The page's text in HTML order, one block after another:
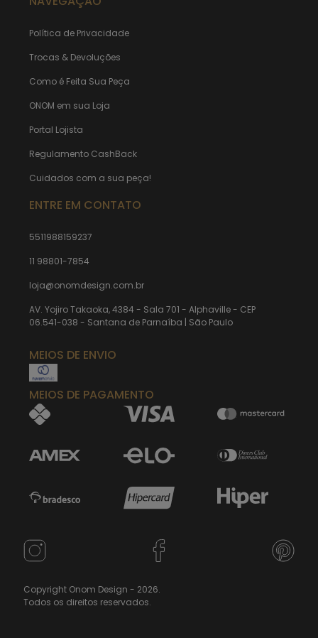
Política de Privacidade
Trocas & Devoluções
Como é Feita Sua Peça
ONOM em sua Loja
Portal Lojista
Regulamento CashBack
Cuidados com a sua peça!
ENTRE EM CONTATO
5511988159237
11 98801-7854
loja@onomdesign.com.br
AV. Yojiro Takaoka, 4384 - Sala 701 - Alphaville - CEP
06.541-038 - Santana de Parnaíba | São Paulo
Copyright Onom Design - 2026.
Todos os direitos reservados.
MEIOS DE ENVIO
MEIOS DE PAGAMENTO